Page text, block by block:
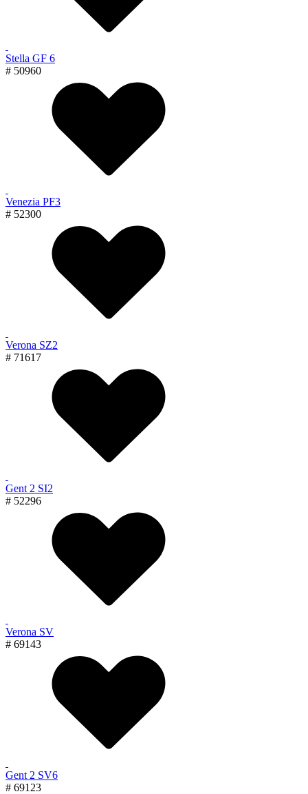
Stella GF 6
# 50960
Venezia PF3
# 52300
Verona SZ2
# 71617
Gent 2 SI2
# 52296
Verona SV
# 69143
Gent 2 SV6
# 69123